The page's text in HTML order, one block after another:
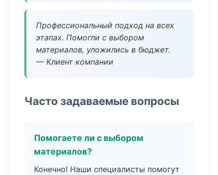
Профессиональный подход на всех
этапах. Помогли с выбором
материалов, уложились в бюджет.
— Клиент компании
Часто задаваемые вопросы
Помогаете ли с выбором
материалов?
Конечно! Наши специалисты помогут